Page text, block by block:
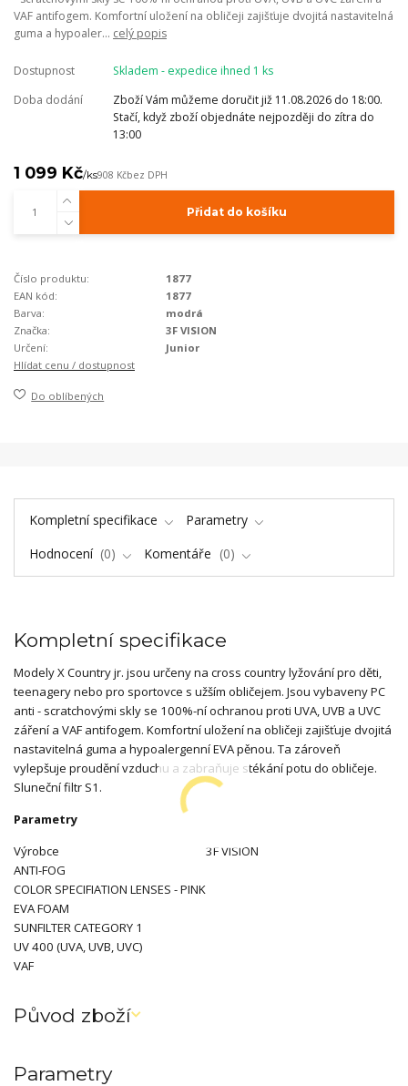
VAF antifogem. Komfortní uložení na obličeji zajišťuje dvojitá nastavitelná
guma a hypoaler... celý popis
Dostupnost
Skladem - expedice ihned 1 ks
Doba dodání
Zboží Vám můžeme doručit již 11.08.2026 do 18:00.
Stačí, když zboží objednáte nejpozději do zítra do
13:00
1 099 Kč/ks908 Kčbez DPH
Přidat do košíku
Číslo produktu:
1877
EAN kód:
1877
Barva:
modrá
Značka:
3F VISION
Určení:
Junior
Hlídat cenu / dostupnost
Do oblíbených
Kompletní specifikace
Parametry
Hodnocení
0 Komentáře 0
Kompletní specifikace
Modely X Country jr. jsou určeny na cross country lyžování pro děti,
teenagery nebo pro sportovce s užším obličejem. Jsou vybaveny PC
anti - scratchovými skly se 100%-ní ochranou proti UVA, UVB a UVC
záření a VAF antifogem. Komfortní uložení na obličeji zajišťuje dvojitá
nastavitelná guma a hypoalergenní EVA pěnou. Ta zároveň
vylepšuje proudění vzduchu a zabraňuje stékání potu do obličeje.
Sluneční filtr S1.
Parametry
Výrobce
3F VISION
ANTI-FOG
COLOR SPECIFIATION LENSES - PINK
EVA FOAM
SUNFILTER CATEGORY 1
UV 400 (UVA, UVB, UVC)
VAF
Původ zboží
Parametry